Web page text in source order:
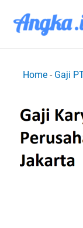
Home- Gaji